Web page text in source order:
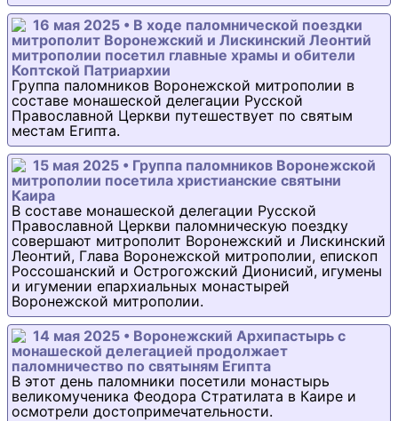
16 мая 2025 • В ходе паломнической поездки
митрополит Воронежский и Лискинский Леонтий
митрополии посетил главные храмы и обители
Коптской Патриархии
Группа паломников Воронежской митрополии в
составе монашеской делегации Русской
Православной Церкви путешествует по святым
местам Египта.
15 мая 2025 • Группа паломников Воронежской
митрополии посетила христианские святыни
Каира
В составе монашеской делегации Русской
Православной Церкви паломническую поездку
совершают митрополит Воронежский и Лискинский
Леонтий, Глава Воронежской митрополии, епископ
Россошанский и Острогожский Дионисий, игумены
и игумении епархиальных монастырей
Воронежской митрополии.
14 мая 2025 • Воронежский Архипастырь с
монашеской делегацией продолжает
паломничество по святыням Египта
В этот день паломники посетили монастырь
великомученика Феодора Стратилата в Каире и
осмотрели достопримечательности.